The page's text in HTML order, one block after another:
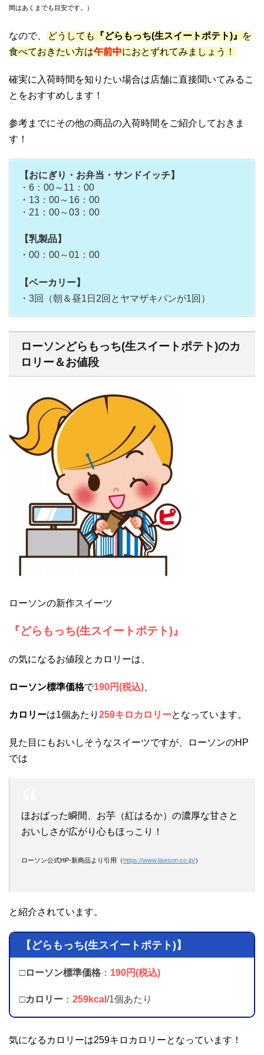
間はあくまでも目安です。）
なので、 どうしても 『どらもっち(生スイートポテト)』
を
食べておきたい方は午前中におとずれてみましょう！
確実に入荷時間を知りたい場合は店舗に直接聞いてみるこ
とをおすすめします！
参考までにその他の商品の入荷時間をご紹介しておきま
す！
【おにぎり・お弁当・サンドイッチ】
・6：00～11：00
・13：00～16：00
・21：00～03：00
【乳製品】
・00：00～01：00
【ベーカリー】
・3回（朝＆昼1日2回とヤマザキパンが1回）
ローソンどらもっち(生スイートポテト)のカ
ロリー＆お値段
ローソンの新作スイーツ
『どらもっち(生スイートポテト)』
の気になるお値段とカロリーは、
ローソン標準価格で190円(税込)
カロリーは1個あたり 259キロカロリーとなっています。
見た目にもおいしそうなスイーツですが、ローソンのHP
では
ほおばった瞬間、お芋（紅はるか）の濃厚な甘さと
おいしさが広がり心もほっこり！
ローソン公式HP-新商品より引用（ https://www.lawson.co.jp/）
と紹介されています。
【どらもっち(生スイートポテト)】
□ローソン標準価格 ： 190円(税込)
□カロリー ： 259kcal /1個あたり
気になるカロリーは259キロカロリーとなっています！